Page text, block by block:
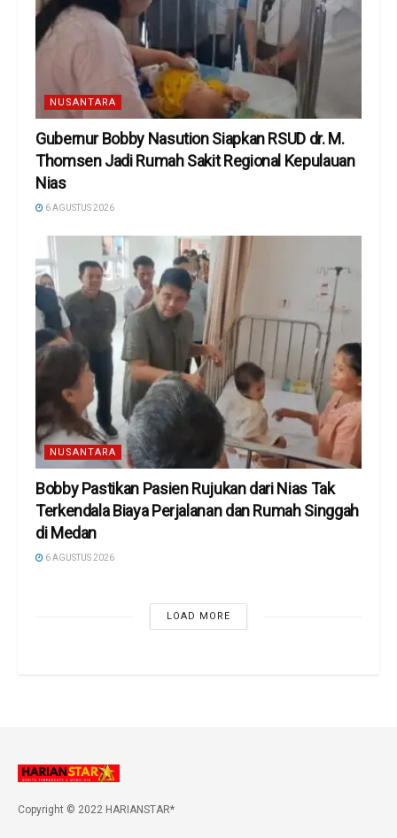
NUSANTARA
Gubernur Bobby Nasution Siapkan RSUD dr. M.
Thomsen Jadi Rumah Sakit Regional Kepulauan
Nias
6 AGUSTUS 2026
NUSANTARA
Bobby Pastikan Pasien Rujukan dari Nias Tak
Terkendala Biaya Perjalanan dan Rumah Singgah
di Medan
6 AGUSTUS 2026
LOAD MORE
Copyright © 2022 HARIANSTAR*